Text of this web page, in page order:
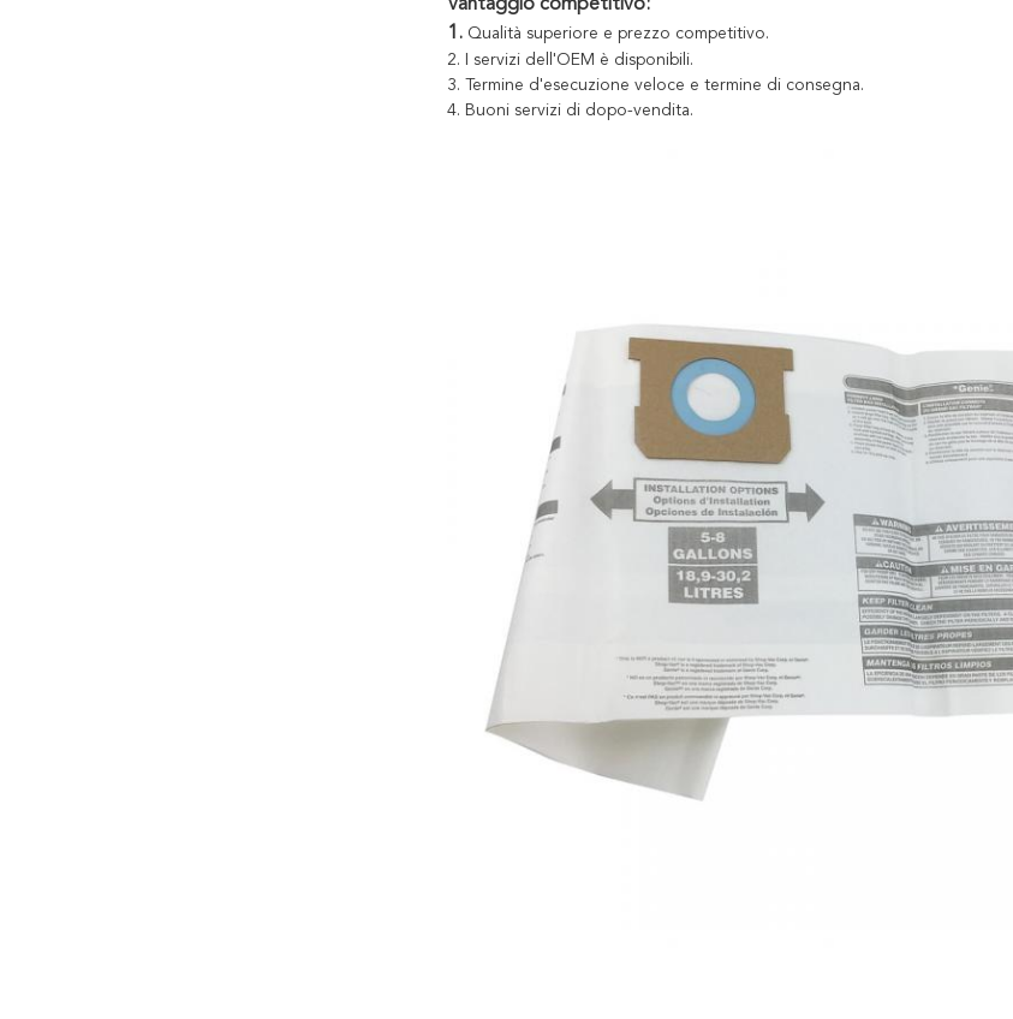
Vantaggio competitivo:
1. Qualità superiore e prezzo competitivo.
2. I servizi dell'OEM è disponibili.
3. Termine d'esecuzione veloce e termine di consegna.
4. Buoni servizi di dopo-vendita.